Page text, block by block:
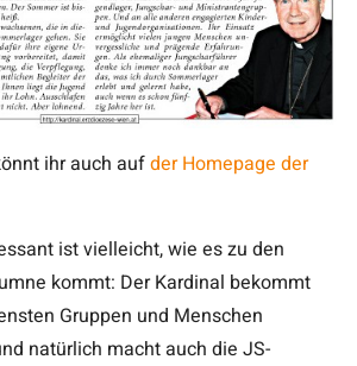
ihr auch aufder Homepage der
ist vielleicht, wie es zu den
kommt: Der Kardinal bekommt
Gruppen und Menschen
natürlich macht auch die JS-